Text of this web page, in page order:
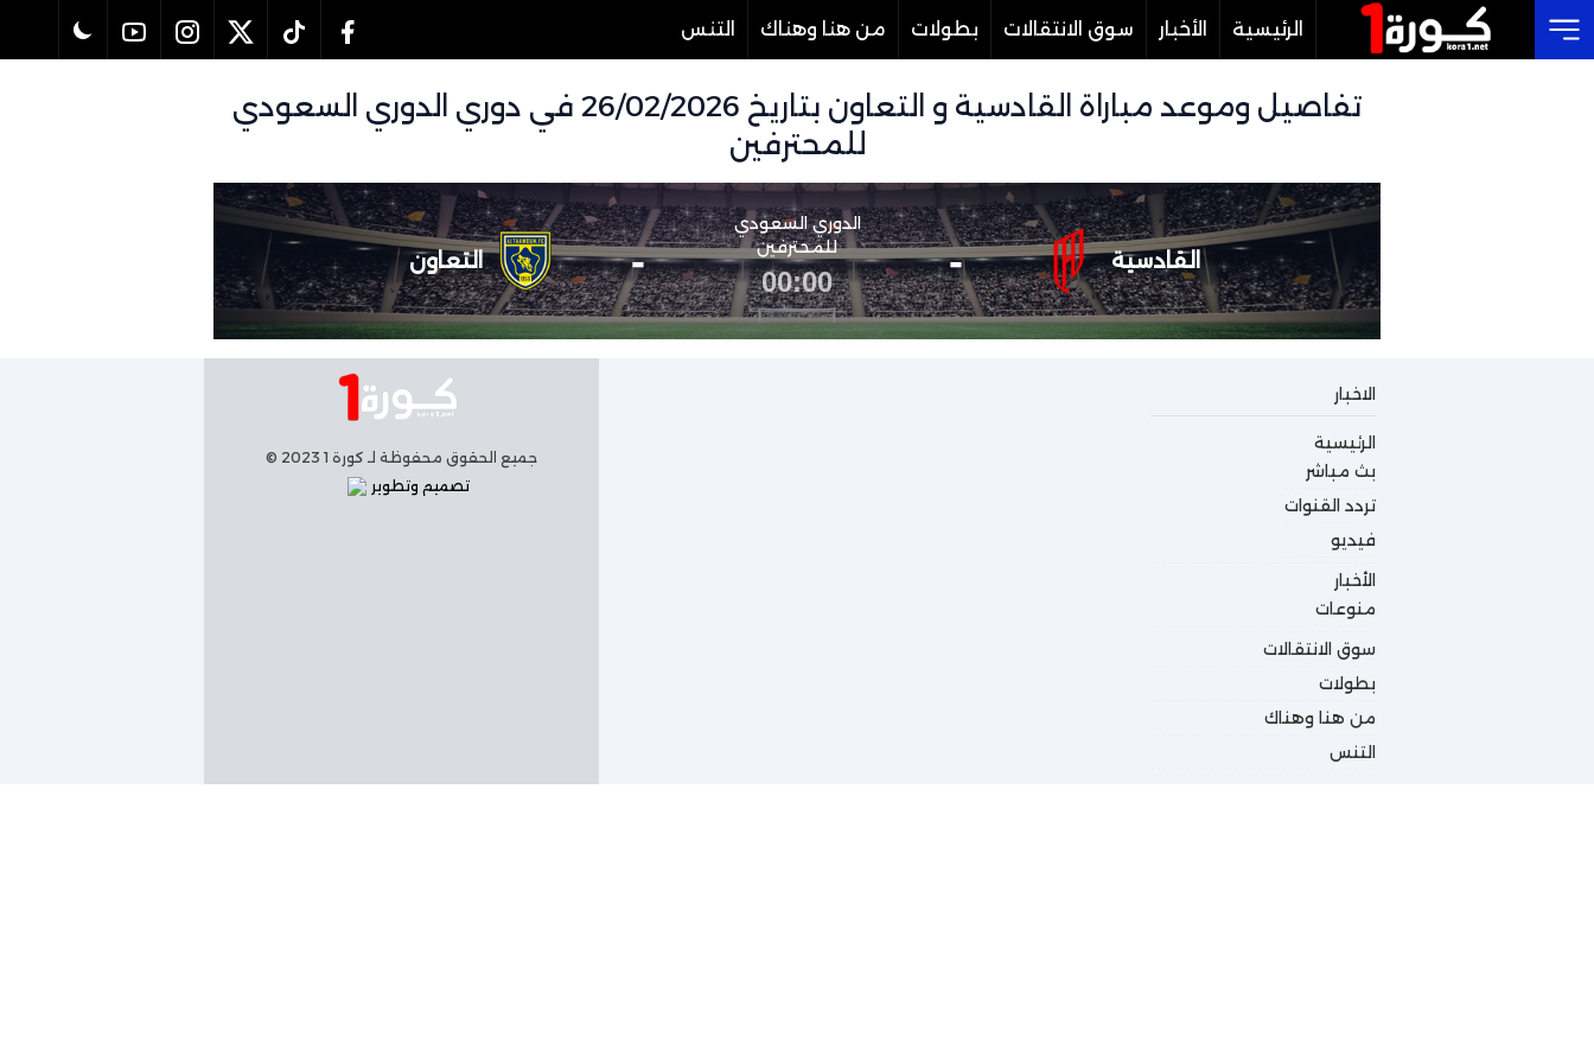
الرئيسية الأخبار سوق الانتقالات بطولات من هنا وهناك التنس
تفاصيل وموعد مباراة القادسية و التعاون بتاريخ 26/02/2026 في دوري الدوري السعودي
للمحترفين
القادسية -
الدوري السعودي
للمحترفين
00:00
- التعاون
الاخبار
الرئيسية
بث مباشر
تردد القنوات
فيديو
الأخبار
منوعات
سوق الانتقالات
بطولات
من هنا وهناك
التنس
جميع الحقوق محفوظة لـ كورة 1 2023 ©
تصميم وتطوير